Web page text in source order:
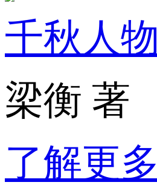
千秋人物
梁衡 著
了解更多